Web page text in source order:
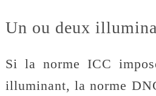
Un ou deux
Si la norme ICC
illuminant, la norme